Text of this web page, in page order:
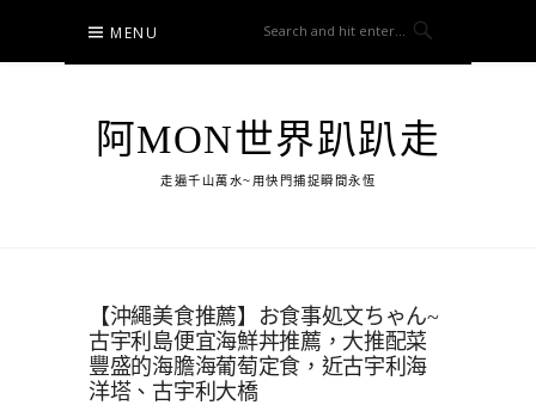
content
MENU
阿MON世界趴趴走
走遍千山萬水~用快門捕捉瞬間永恆
【沖繩美食推薦】お食事処文ちゃん~
古宇利島便宜海鮮丼推薦，大推配菜
豐盛的海膽海葡萄定食，近古宇利海
洋塔、古宇利大橋